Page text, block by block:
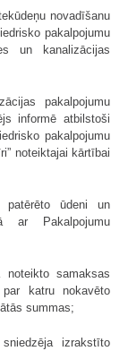
novadīšanu
pakalpojumu
un kanalizācijas
pakalpojumu
informē atbilstoši
pakalpojumu
noteiktajai kārtībai
ūdeni un
ar Pakalpojumu
samaksas
katru nokavēto
summas;
izrakstīto